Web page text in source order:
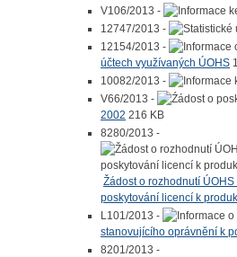
V106/2013 -
12747/2013 -
12154/2013 -
účtech využívaných ÚOHS
10082/2013 -
V66/2013 -
2002 216 KB
8280/2013 -
Žádost o rozhodnutí
poskytování licencí k
L101/2013 -
stanovujícího oprávnění k
8201/2013 -